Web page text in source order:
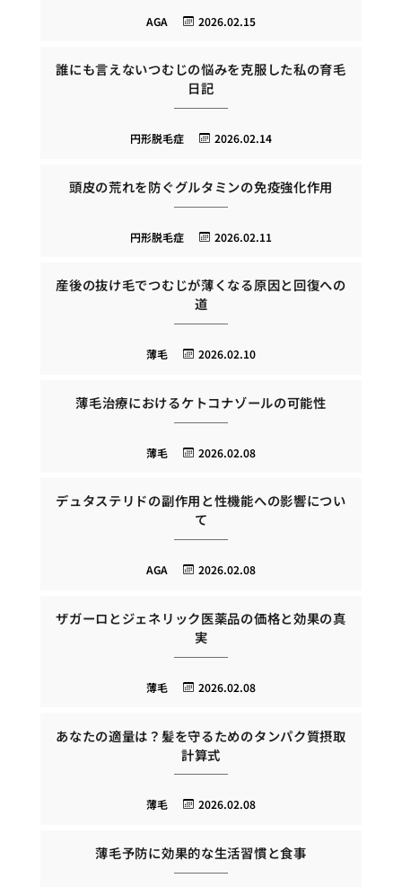
2026.02.15
AGA
誰にも言えないつむじの悩みを克服した私の育毛
日記
2026.02.14
円形脱毛症
頭皮の荒れを防ぐグルタミンの免疫強化作用
2026.02.11
円形脱毛症
産後の抜け毛でつむじが薄くなる原因と回復への
道
2026.02.10
薄毛
薄毛治療におけるケトコナゾールの可能性
2026.02.08
薄毛
デュタステリドの副作用と性機能への影響につい
て
2026.02.08
AGA
ザガーロとジェネリック医薬品の価格と効果の真
実
2026.02.08
薄毛
あなたの適量は？髪を守るためのタンパク質摂取
計算式
2026.02.08
薄毛
薄毛予防に効果的な生活習慣と食事